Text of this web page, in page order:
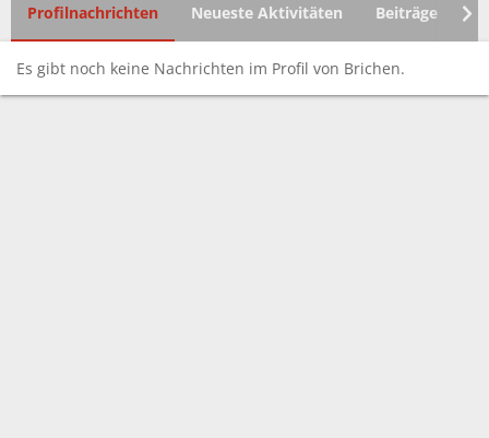
Profilnachrichten Neueste Aktivitäten Beiträge
Es gibt noch keine Nachrichten im Profil von Brichen.